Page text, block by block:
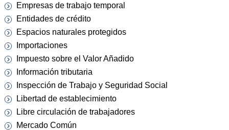
Empresas de trabajo temporal
Entidades de crédito
Espacios naturales protegidos
Importaciones
Impuesto sobre el Valor Añadido
Información tributaria
Inspección de Trabajo y Seguridad Social
Libertad de establecimiento
Libre circulación de trabajadores
Mercado Común